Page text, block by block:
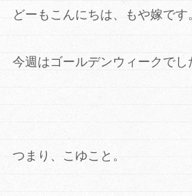
どーもこんにちは、もや嫁です
今週はゴールデンウィークでし
つまり、こゆこと。